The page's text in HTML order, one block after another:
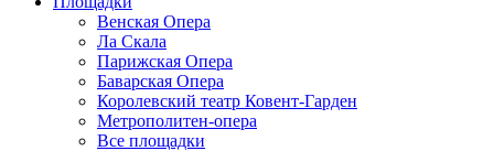
Венская Опера
Ла Скала
Парижская Опера
Баварская Опера
Королевский театр Ковент-Гарден
Метрополитен-опера
Все площадки